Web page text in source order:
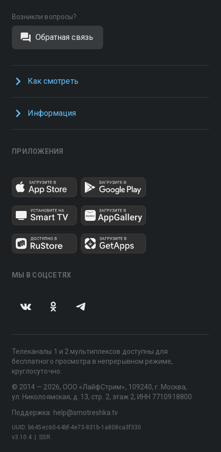
Возникли вопросы?
Обратная связь
Как смотреть
Информация
ПРИЛОЖЕНИЯ
МЫ В СОЦСЕТЯХ
Телеканалы 1 и 2 мультиплексов доступны для
бесплатного просмотра в непрерывном режиме,
круглосуточно.
© 2014 — 2026, ООО «ЛайфСтрим», 109240, г. Москва,
ул. Николоямская, д. 13, стр. 2, этаж 2, ИНН 7710918800
Поддержка: help@smotreshka.tv
v3.10.4 SSR
UUID: b645ec60-64bf-4e73-831b-1a808ca3f330